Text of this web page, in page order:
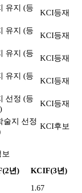
유지 (등
KCI등재
유지 (등
KCI등재
유지 (등
KCI등재
유지 (등
KCI등재
선정 (등
KCI등재
술지 선정
KCI후보
년) KCIF(3년)
1.67